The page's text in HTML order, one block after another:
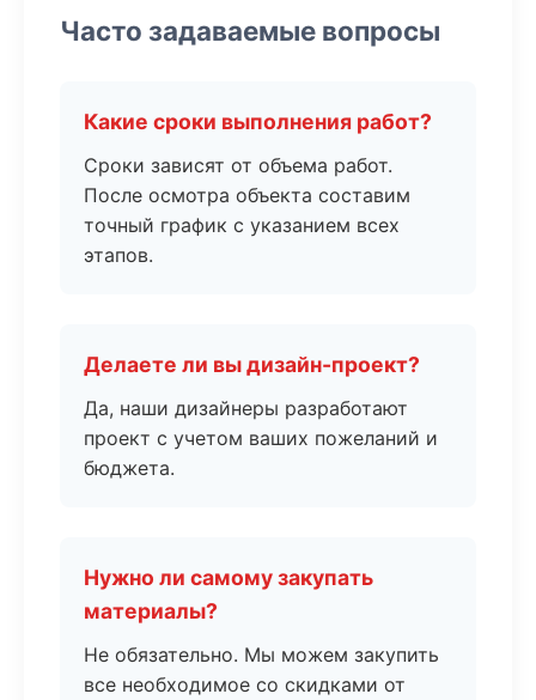
Часто задаваемые вопросы
Какие сроки выполнения работ?
Сроки зависят от объема работ.
После осмотра объекта составим
точный график с указанием всех
этапов.
Делаете ли вы дизайн-проект?
Да, наши дизайнеры разработают
проект с учетом ваших пожеланий и
бюджета.
Нужно ли самому закупать
материалы?
Не обязательно. Мы можем закупить
все необходимое со скидками от